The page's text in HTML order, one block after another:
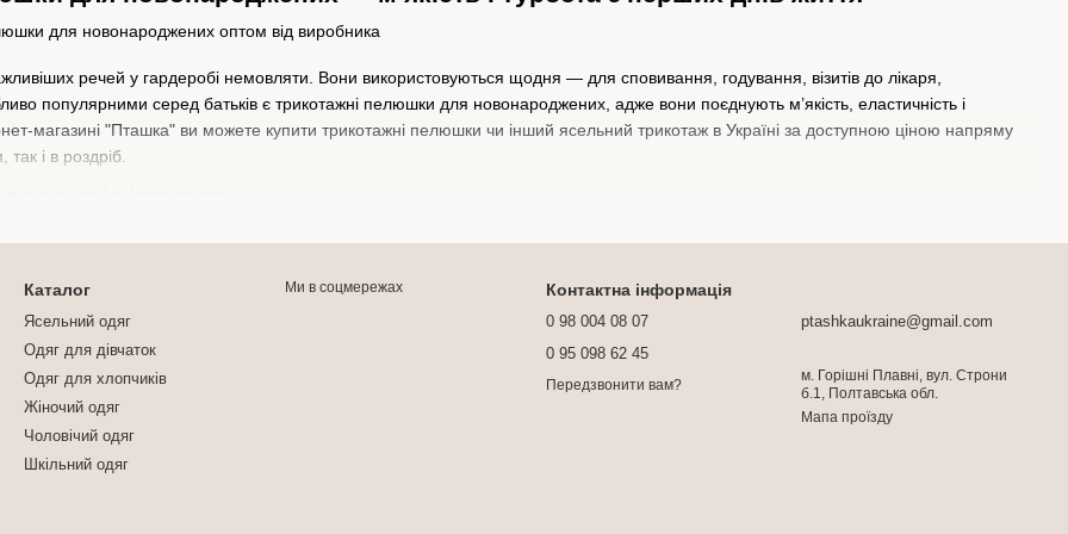
речей у гардеробі немовляти. Вони використовуються щодня — для сповивання, годування, візитів до лікаря,
популярними серед батьків є трикотажні пелюшки для новонароджених, адже вони поєднують м’якість, еластичність і
магазині "Пташка" ви можете купити трикотажні пелюшки чи інший ясельний трикотаж в Україні за доступною ціною напряму
і в роздріб.
трикотаж «дихає», не викликає подразнень і підходить навіть для чутливої шкіри.
пелюшок у магазині "Пташка":
— гладенькі, ніжні, особливо приємні до тіла.
— більш щільні, добре зберігають тепло.
начосу — ідеальні для теплої пори року.
та легкі, відмінно підходять для літа.
Каталог
Ясельний одяг
Одяг для дівчаток
Одяг для хлопчиків
Жіночий одяг
Чоловічий одяг
Шкільний одяг
Ми в соцмережах Контактна інформація
0 98 004 08 07
0 95 098 62 45
Передзвонити вам?
ptashkaukraine@gmail.com
м. Горішні Плавні, вул. Строни
б.1, Полтавська обл.
Мапа проїзду